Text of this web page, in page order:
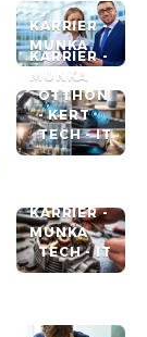
KARRIER -
MUNKA
KARRIER -
MUNKA
OTTHON
- KERT
TECH - IT
KARRIER -
MUNKA
TECH - IT